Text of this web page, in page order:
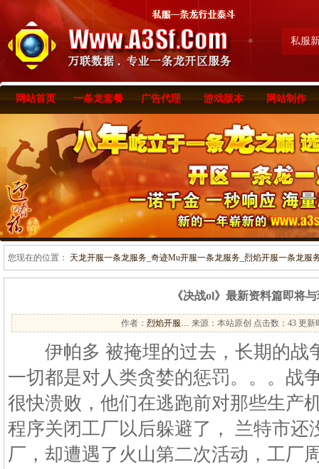
私服
网站首页 一条龙套餐 广告代理 游戏版本 网站制作
您现在的位置： 天龙开服一条龙服务_奇迹Mu开服一条龙服务_烈焰开服一条龙服
《决战ol》最新资料篇即将
作者： 烈焰开服… 来源：本站原创 点击数： 43 更新
伊帕多 被掩埋的过去，长期的战
一切都是对人类贪婪的惩罚。。。战
很快溃败，他们在逃跑前对那些生产
程序关闭工厂以后躲避了， 兰特市还
厂，却遭遇了火山第二次活动，工厂